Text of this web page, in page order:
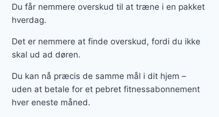
Du får nemmere overskud til at træne i en pakket
hverdag.
Det er nemmere at finde overskud, fordi du ikke
skal ud ad døren.
Du kan nå præcis de samme mål i dit hjem –
uden at betale for et pebret fitnessabonnement
hver eneste måned.